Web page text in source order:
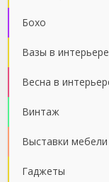
Бохо
Вазы в интерьере
Весна в
Винтаж
Выставки мебели
Гаджеты